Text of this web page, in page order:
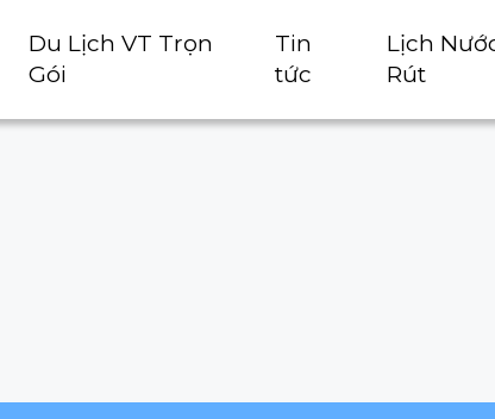
Du Lịch VT Trọn
Gói
Tin
tức
Lịch
Rút